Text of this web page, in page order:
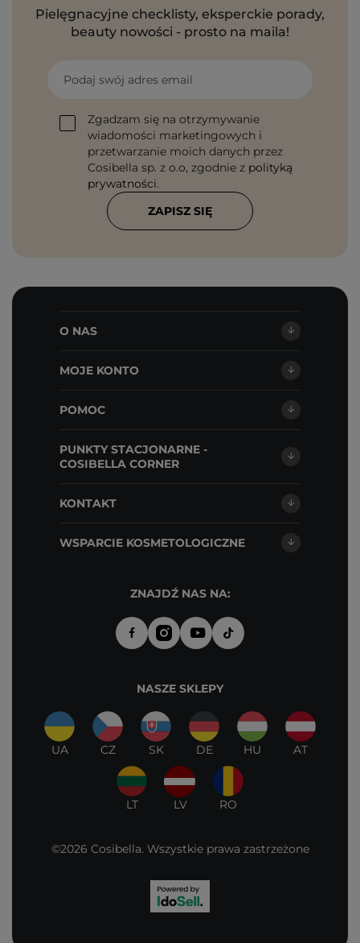
Pielęgnacyjne checklisty, eksperckie porady,
beauty nowości - prosto na maila!
Podaj swój adres email
Zgadzam się na otrzymywanie
wiadomości marketingowych i
przetwarzanie moich danych przez
Cosibella sp. z o.o, zgodnie z polityką
prywatności.
ZAPISZ SIĘ
O NAS
MOJE KONTO
POMOC
PUNKTY STACJONARNE -
COSIBELLA CORNER
KONTAKT
WSPARCIE KOSMETOLOGICZNE
ZNAJDŹ NAS NA:
NASZE SKLEPY
UA CZ SK DE HU AT
LT LV RO
©2026 Cosibella. Wszystkie prawa zastrzeżone